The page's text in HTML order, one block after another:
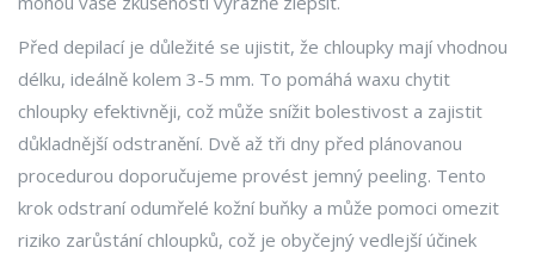
Před depilací je důležité se ujistit, že chloupky mají vhodnou
délku, ideálně kolem 3-5 mm. To pomáhá waxu chytit
chloupky efektivněji, což může snížit bolestivost a zajistit
důkladnější odstranění. Dvě až tři dny před plánovanou
procedurou doporučujeme provést jemný peeling. Tento
krok odstraní odumřelé kožní buňky a může pomoci omezit
riziko zarůstání chloupků, což je obyčejný vedlejší účinek